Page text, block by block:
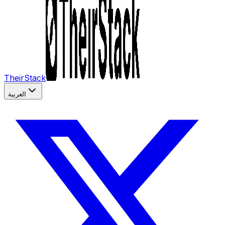
TheirStack
العربية